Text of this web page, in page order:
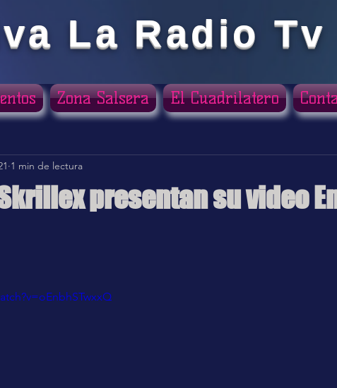
La Radio Tv
presentan su video
1 min de lectura
Zona Salsera El Cuadrilatero